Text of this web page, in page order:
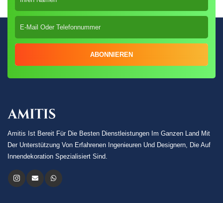
ABONNIEREN
Amitis Ist Bereit Für Die Besten Dienstleistungen Im Ganzen Land Mit
Der Unterstützung Von Erfahrenen Ingenieuren Und Designern, Die Auf
Innendekoration Spezialisiert Sind.